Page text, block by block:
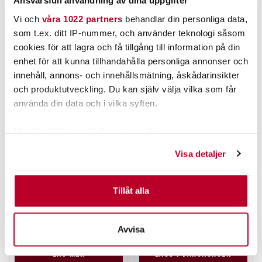
Vi och våra 1022 partners behandlar din personliga data,
som t.ex. ditt IP-nummer, och använder teknologi såsom
cookies för att lagra och få tillgång till information på din
enhet för att kunna tillhandahålla personliga annonser och
innehåll, annons- och innehållsmätning, åskådarinsikter
och produktutveckling. Du kan själv välja vilka som får
använda din data och i vilka syften.
Identifiera din enhet genom att aktivt skanna den för
specifika kännetecken (fingeravtryck)
Ta reda på mer om hur dina personliga uppgifter
Du kan ändra eller dra tillbaka ditt samtycke när som
helst från cookie-förklaringen.
Visa detaljer
Tillåt alla
Avvisa
ANDRA TITTADE OCKSÅ PÅ
Kinetic Wool Sock Light
139,00 krTidigare pris:
139,00 kr
179,95 kr
LÄS MER
VMC Pike Rig Light
119,00 krTidigare pris:
119,00 kr
169,00 kr
LÄGG I VARUKORGEN